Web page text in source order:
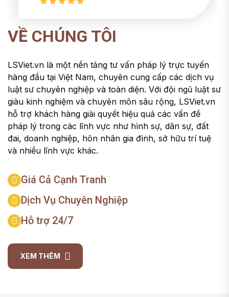
VỀ CHÚNG TÔI
LSViet.vn là một nền tảng tư vấn pháp lý trực tuyến
hàng đầu tại Việt Nam, chuyên cung cấp các dịch vụ
luật sư chuyên nghiệp và toàn diện. Với đội ngũ luật sư
giàu kinh nghiệm và chuyên môn sâu rộng, LSViet.vn
hỗ trợ khách hàng giải quyết hiệu quả các vấn đề
pháp lý trong các lĩnh vực như hình sự, dân sự, đất
đai, doanh nghiệp, hôn nhân gia đình, sở hữu trí tuệ
và nhiều lĩnh vực khác.
Giá Cả Cạnh Tranh
Dịch Vụ Chuyên Nghiệp
Hỗ trợ 24/7
XEM THÊM